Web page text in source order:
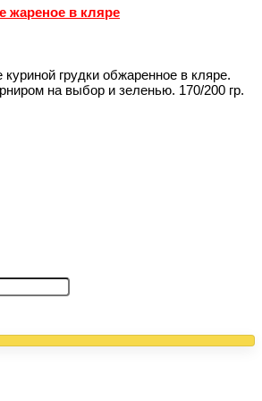
жареное в кляре
грудки обжаренное в кляре.
на выбор и зеленью. 170/200 гр.